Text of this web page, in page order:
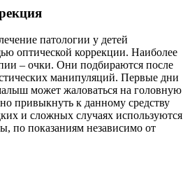
патологии у детей
оптической коррекции. Наиболее
– очки. Они подбираются после
манипуляций. Первые дни
может жаловаться на головную
привыкнуть к данному средству
и сложных случаях используются
по показаниям независимо от